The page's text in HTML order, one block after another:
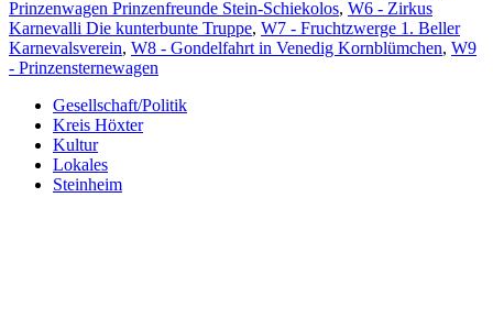
Prinzenwagen Prinzenfreunde Stein-Schiekolos, W6 - Zirkus
Karnevalli Die kunterbunte Truppe, W7 - Fruchtzwerge 1. Beller
Karnevalsverein, W8 - Gondelfahrt in Venedig Kornblümchen, W9
- Prinzensternewagen
Gesellschaft/Politik
Kreis Höxter
Kultur
Lokales
Steinheim